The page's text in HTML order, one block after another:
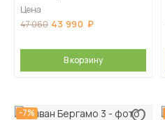
Цена
47 060 43 990
В корзину
-7%